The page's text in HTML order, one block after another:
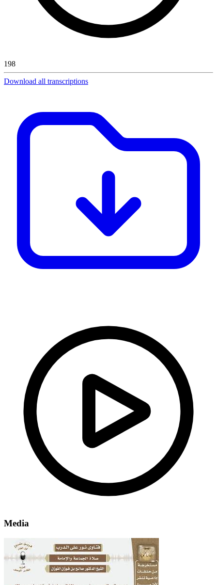
198
Download all transcriptions
Media